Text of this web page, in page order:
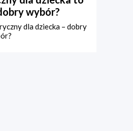
wybór?
dla dziecka – dobry